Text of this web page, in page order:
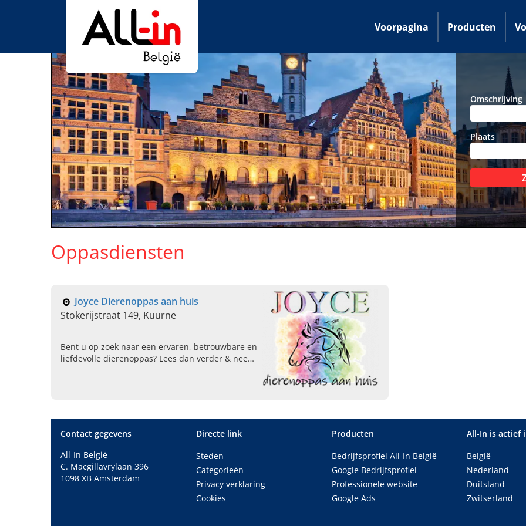
Voorpagina Producten
Omschrijving
Plaats
Oppasdiensten
Joyce Dierenoppas aan huis
Stokerijstraat 149, Kuurne
Bent u op zoek naar een ervaren, betrouwbare en
liefdevolle dierenoppas? Lees dan verder & neem
Contact gegevens
All-In België
C. Macgillavrylaan 396
1098 XB Amsterdam
Directe link
Steden
Categorieën
Privacy verklaring
Cookies
Producten
Bedrijfsprofiel All-In België
Google Bedrijfsprofiel
Professionele website
Google Ads
All-In is actief
België
Nederland
Duitsland
Zwitserland